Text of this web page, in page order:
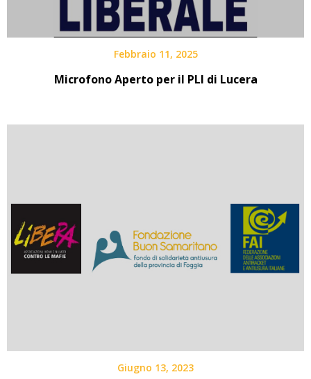
Febbraio 11, 2025
Microfono Aperto per il PLI di Lucera
Giugno 13, 2023